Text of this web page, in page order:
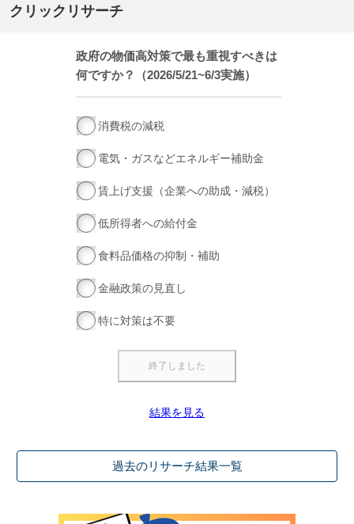
クリックリサーチ
政府の物価高対策で最も重視すべきは
何ですか？（2026/5/21~6/3実施）
消費税の減税
電気・ガスなどエネルギー補助金
賃上げ支援（企業への助成・減税）
低所得者への給付金
食料品価格の抑制・補助
金融政策の見直し
特に対策は不要
結果を見る
過去のリサーチ結果一覧